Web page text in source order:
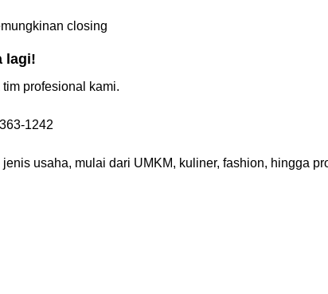
closing
lagi!
profesional kami.
1242
usaha, mulai dari UMKM, kuliner, fashion, hingga